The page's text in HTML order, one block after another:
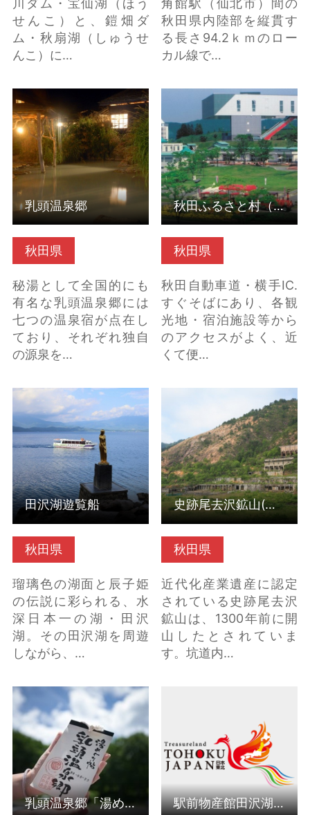
川ダム・宝仙湖（ほう
せんこ）と、鎧畑ダ
ム・秋扇湖（しゅうせ
んこ）に…
角館駅（仙北市）間の
秋田県内陸部を縦貫す
る長さ94.2ｋｍのロー
カル線で…
秋田県
秘湯として全国的にも
有名な乳頭温泉郷には
七つの温泉宿が点在し
ており、それぞれ独自
の源泉を…
乳頭温泉郷 の詳細はこ
ちら
乳頭温泉郷
秋田県
秋田自動車道・横手IC.
すぐそばにあり、各観
光地・宿泊施設等から
のアクセスがよく、近
くて便…
秋田ふるさと村（秋田
県横手市） の詳細はこ
ちら
秋田ふるさと村（秋田県横手市）
秋田県
瑠璃色の湖面と辰子姫
の伝説に彩られる、水
深日本一の湖・田沢
湖。その田沢湖を周遊
しながら、…
田沢湖遊覧船 の詳細は
こちら
田沢湖遊覧船
秋田県
近代化産業遺産に認定
されている史跡尾去沢
鉱山は、1300年前に開
山したとされていま
す。坑道内…
史跡尾去沢鉱山(秋田県
鹿角市) の詳細はこちら
史跡尾去沢鉱山(秋田県鹿角市)
乳頭温泉郷「湯めぐり
号」（バス） の詳細は
こちら
乳頭温泉郷「湯めぐり号」（バス） 駅前物産館田沢湖市（秋田県仙北市）